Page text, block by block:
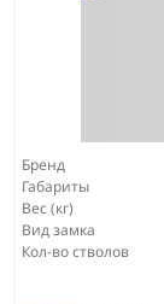
Бренд
Габариты
Вес (кг)
Вид замка
Кол-во стволов